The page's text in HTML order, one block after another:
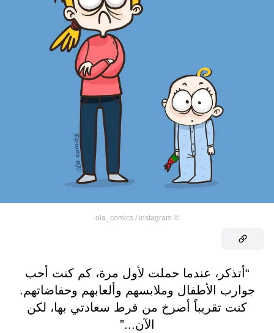
©
ola_comics / instagram
“أتذكر، عندما حملت لأول مرة، كم كنت أحب
جوارب الأطفال وملابسهم وألعابهم وحفاضاتهم.
كنت تقريباً أصرخ من فرط سعادتي بها، لكن
الآن...”